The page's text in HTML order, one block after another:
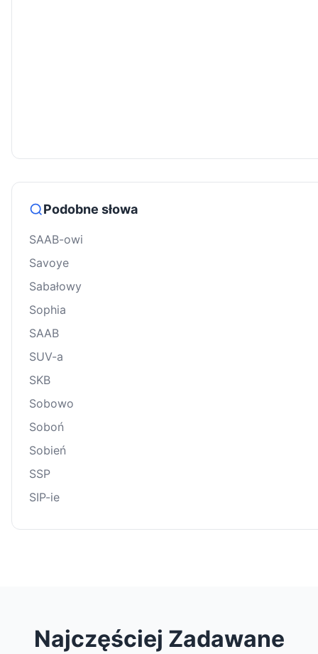
Podobne słowa
SAAB-owi
Savoye
Sabałowy
Sophia
SAAB
SUV-a
SKB
Sobowo
Soboń
Sobień
SSP
SIP-ie
Najczęściej Zadawane